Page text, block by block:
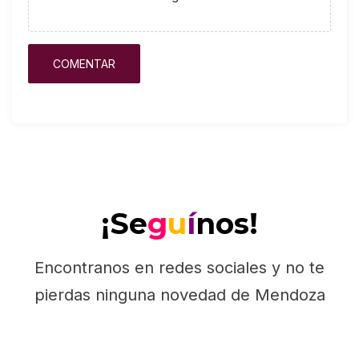
¡Seguínos!
Encontranos en redes sociales y no te
pierdas ninguna novedad de Mendoza